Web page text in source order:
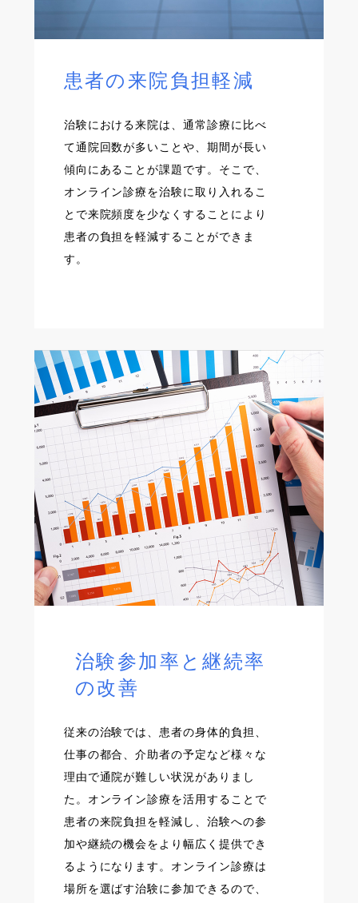
患者の来院負担軽減
治験における来院は、通常診療に比べ
て通院回数が多いことや、期間が長い
傾向にあることが課題です。そこで、
オンライン診療を治験に取り入れるこ
とで来院頻度を少なくすることにより
患者の負担を軽減することができま
す。
治験参加率と継続率
の改善
従来の治験では、患者の身体的負担、
仕事の都合、介助者の予定など様々な
理由で通院が難しい状況がありまし
た。オンライン診療を活用することで
患者の来院負担を軽減し、治験への参
加や継続の機会をより幅広く提供でき
るようになります。オンライン診療は
場所を選ばす治験に参加できるので、